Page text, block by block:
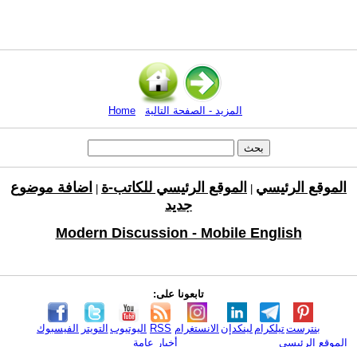
Home المزيد - الصفحة التالية
الموقع الرئيسي الموقع الرئيسي للكاتب-ة
اضافة موضوع
جديد
Modern Discussion - Mobile English
تابعونا على:
الفيسبوك التويتر اليوتيوب RSS الانستغرام لينكدإن تيلكرامبنترست
الموقع الرئيسي
أخبار عامة